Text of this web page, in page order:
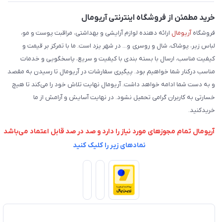
فروش عمده
وبلاگ
راهنما
خرید مطمئن از فروشگاه اینترنتی آریومال
فروشگاهآریومال ارائه دهنده لوازم آرایشی و بهداشتی، مراقبت پوست و مو،
لباس زیر، پوشاک، شال و روسری و... در شهر یزد است. ما با تمرکز بر قیمت و
کیفیت مناسب، ارسال با بسته بندی با کیفیت و سریع، پاسخگویی و خدمات
مناسب درکنار شما خواهیم بود. پیگیری سفارشات در آریومال تا رسیدن به مقصد
و به دست شما ادامه خواهد داشت. آریومال نهایت تلاش خود را می‌کند تا هیچ
خسارتی به کاربران گرامی تحمیل نشود. در نهایت آسایش و آرامش از ما
خریدکنید.
آریومال تمام مجوزهای مورد نیاز را دارد و صد در صد قابل اعتماد می‌باشد
نمادهای زیر را کلیک کنید